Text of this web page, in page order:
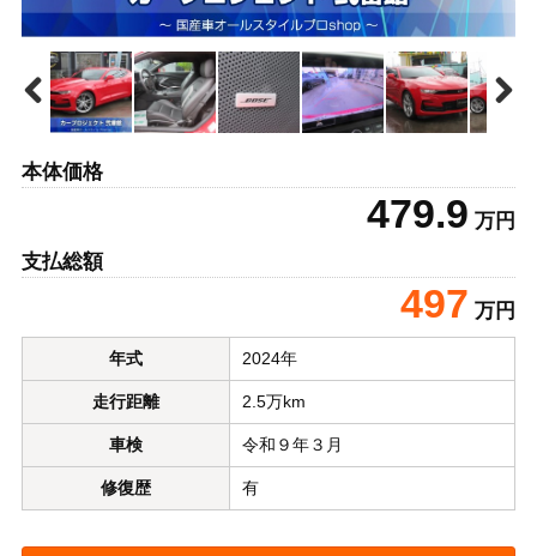
本体価格
479.9 万円
支払総額
497 万円
年式 2024年
走行距離 2.5万km
車検 令和９年３月
修復歴 有